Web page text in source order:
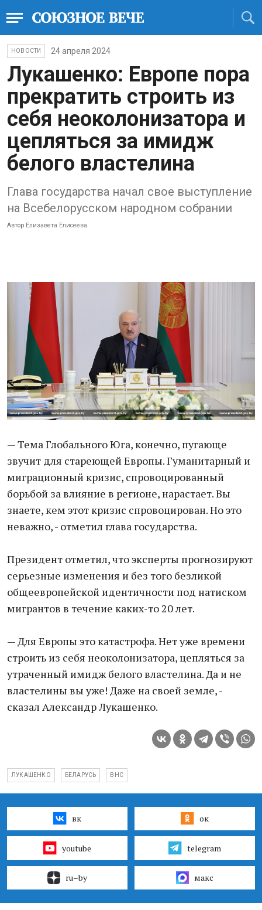
НОВОСТИ 24 апреля 2024
Лукашенко: Европе пора
прекратить строить из
себя неоколонизатора и
цепляться за имидж
белого властелина
Глава государства начал свое выступление
на Всебелорусском народном собрании
Автор Елизавета Елисеева
— Тема Глобального Юга, конечно, пугающе
звучит для стареющей Европы. Гуманитарный и
миграционный кризис, спровоцированный
борьбой за влияние в регионе, нарастает. Вы
знаете, кем этот кризис спровоцирован. Но это
неважно, - отметил глава государства.
Президент отметил, что эксперты прогнозируют
серьезные изменения и без того безликой
общеевропейской идентичности под натиском
мигрантов в течение каких-то 20 лет.
— Для Европы это катастрофа. Нет уже времени
строить из себя неоколонизатора, цепляться за
утраченный имидж белого властелина. Да и не
властелины вы уже! Даже на своей земле, -
сказал Александр Лукашенко.
ЛУКАШЕНКО БЕЛАРУСЬ ВНС
вк ок
youtube telegram
ru–by макс